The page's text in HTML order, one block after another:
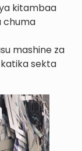
kitambaa
chuma
mashine za
sekta